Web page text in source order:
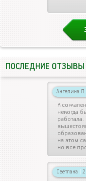
ПОСЛЕДНИЕ ОТЗЫВЫ
Ангелина П.
К
некогда
на этом
но все
Светлана |